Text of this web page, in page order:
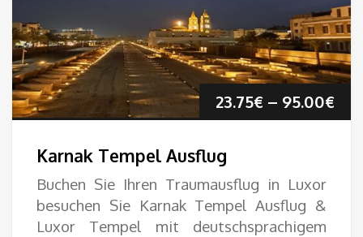
23.75€ – 95.00€
Karnak Tempel Ausflug
Buchen Sie Ihren Traumausflug in Luxor
besuchen Sie Karnak Tempel Ausflug &
Luxor Tempel mit deutschsprachigem